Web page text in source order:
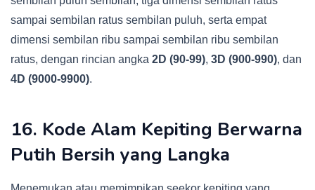
sampai sembilan ratus sembilan puluh, serta empat
dimensi sembilan ribu sampai sembilan ribu sembilan
ratus, dengan rincian angka 2D (90-99), 3D (900-990), dan
4D (9000-9900).
16. Kode Alam Kepiting Berwarna
Putih Bersih yang Langka